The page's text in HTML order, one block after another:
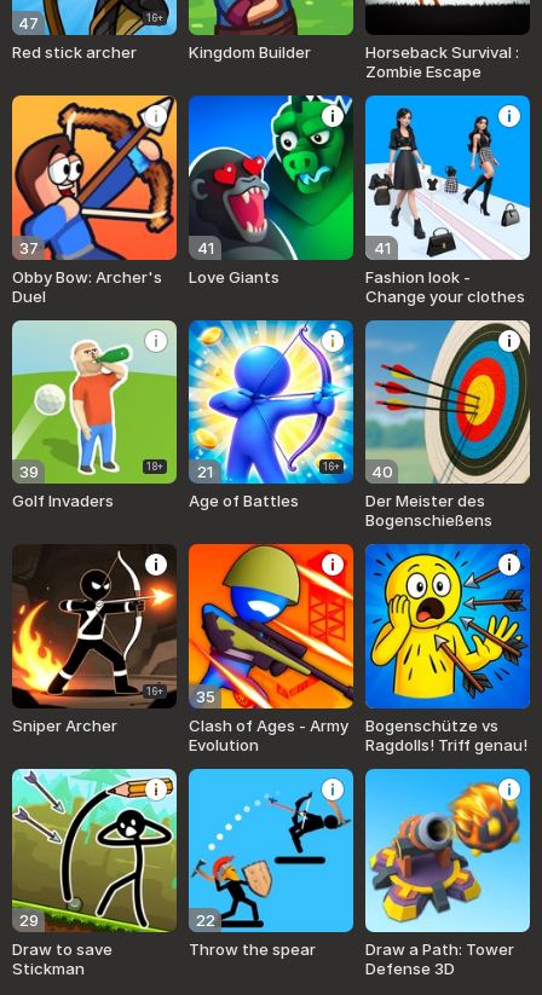
47 16+
Red stick archer Kingdom Builder
Horseback Survival :
Zombie Escape
37
Obby Bow: Archer's
Duel
41
Love Giants
41
Fashion look -
Change your clothes
39 18+
Golf Invaders
21 16+
Age of Battles
40
Der Meister des
Bogenschießens
16+
Sniper Archer
35
Clash of Ages - Army
Evolution
Bogenschütze vs
Ragdolls! Triff genau!
29
Draw to save
Stickman
22
Throw the spear
Draw a Path: Tower
Defense 3D